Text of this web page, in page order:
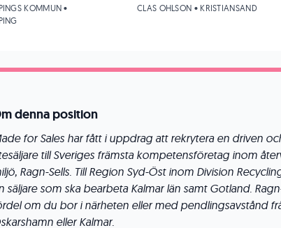
denna position
for Sales har fått i uppdrag att rekrytera en driven
till Sveriges främsta kompetensföretag inom
Ragn-Sells. Till Region Syd-Öst inom Division
säljare som ska bearbeta Kalmar län samt Gotland.
om du bor i närheten eller med pendlingsavstånd
eller Kalmar.
KOMMUN •
CLAS OHLSON • KRISTIANSAND